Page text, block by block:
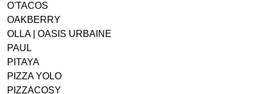
O'TACOS
OAKBERRY
OLLA | OASIS URBAINE
PAUL
PITAYA
PIZZA YOLO
PIZZACOSY